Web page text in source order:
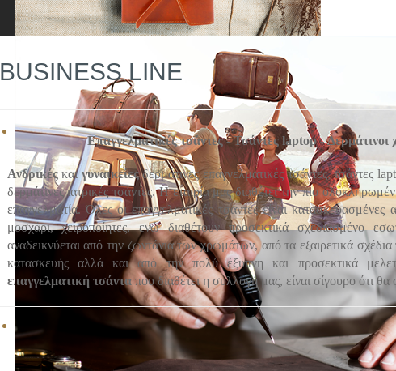
BUSINESS LINE
Επαγγελματικές τσάντες - Τσάντες laptop - Δερμάτινοι
Ανδρικέςκαιγυναικείεςδερμάτινες επαγγελματικές τσάντες, τσάντες
δερμάτινες ιατρικές τσάντες. Η εταιρία μας διαθέτει την πιο
επαγγελματία. Όλες οι επαγγελματικές τσάντες είναι κατασκευασμένες
μοσχάρι, χειροποίητες, ενώ διαθέτουν προσεκτικά σχεδιασμένο
αναδεικνύεται από την ζωντάνια των χρωμάτων, από τα εξαιρετικά
κατασκευής αλλά και από την πολύ έξυπνη και προσεκτικά
επαγγελματική τσάνταπου διαθέτει η συλλογή μας, είναι σίγουρο ότι θα